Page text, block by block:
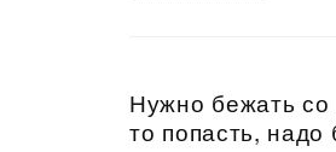
Нужно бежать со
то попасть,